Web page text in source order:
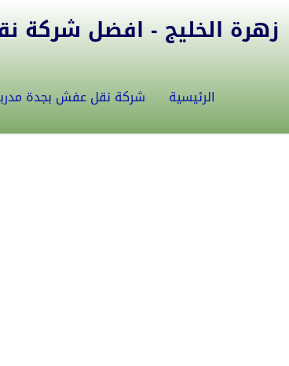
زهرة الخليج - افضل شركة نقل
الرئيسية شركة نقل عفش بجدة